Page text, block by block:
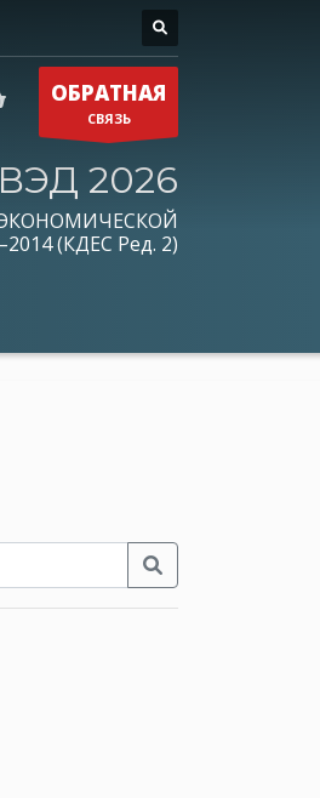
ОБРАТНАЯ
СВЯЗЬ
2026
(КДЕС Ред. 2)